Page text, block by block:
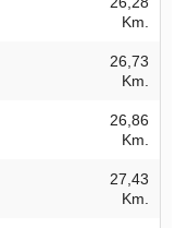
Km.
26,73
Km.
26,86
Km.
27,43
Km.